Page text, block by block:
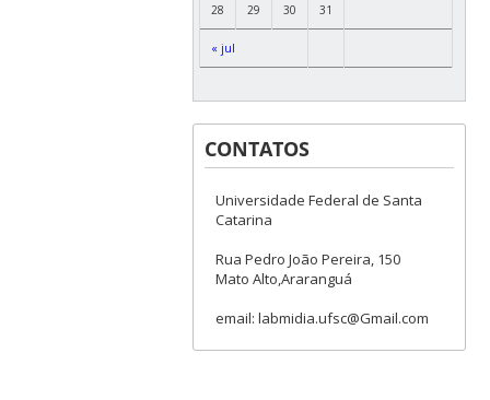
« jul
28 29 30 31
CONTATOS
Universidade Federal de Santa
Catarina
Rua Pedro João Pereira, 150
Mato Alto,Araranguá
email: labmidia.ufsc@Gmail.com